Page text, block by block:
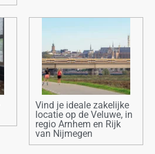
Vind je ideale zakelijke
locatie op de Veluwe, in
regio Arnhem en Rijk
van Nijmegen